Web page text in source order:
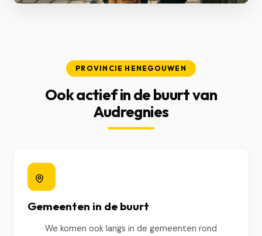
PROVINCIE HENEGOUWEN
Ook actief in de buurt van
Audregnies
Gemeenten in de buurt
We komen ook langs in de gemeenten rond